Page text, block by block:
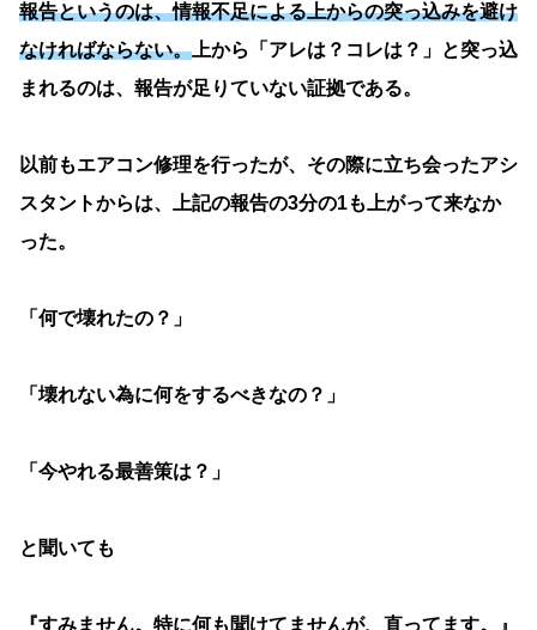
報告というのは、情報不足による上からの突っ込みを避け
なければならない。 上から「アレは？コレは？」と突っ込
まれるのは、報告が足りていない証拠である。
以前もエアコン修理を行ったが、その際に立ち会ったアシ
スタントからは、上記の報告の3分の1も上がって来なか
った。
「何で壊れたの？」
「壊れない為に何をするべきなの？」
「今やれる最善策は？」
と聞いても
『すみません。特に何も聞けてませんが、直ってます。』